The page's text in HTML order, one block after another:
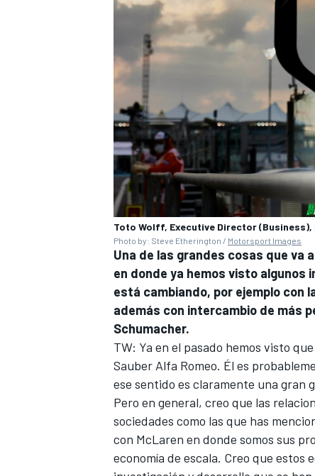
Toto Wolff, Executive Director (Business),
Photo by: Steve Etherington / Motorsport Images
Una de las grandes cosas que va
en donde ya hemos visto algunos
está cambiando, por ejemplo con
además con intercambio de más
Schumacher.
TW: Ya en el pasado hemos visto
Sauber Alfa Romeo. Él es
ese sentido es claramente una gran
Pero en general, creo que las
sociedades como las que has
con McLaren en donde somos sus
economía de escala. Creo que estos